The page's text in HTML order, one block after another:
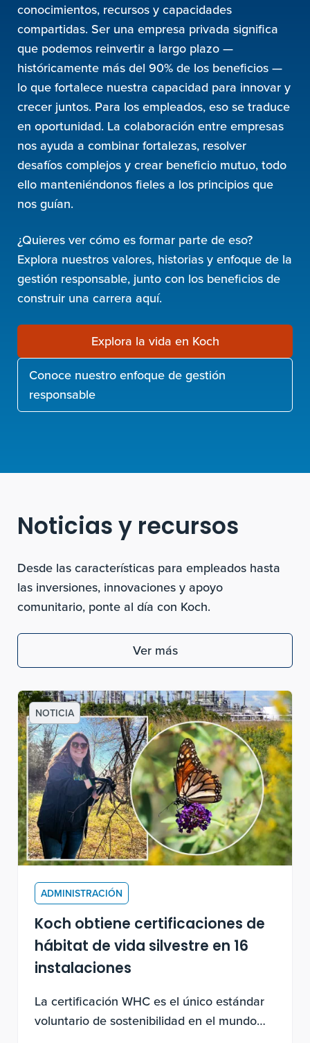
conocimientos, recursos y capacidades
compartidas. Ser una empresa privada significa
que podemos reinvertir a largo plazo —
históricamente más del 90% de los beneficios —
lo que fortalece nuestra capacidad para innovar y
crecer juntos. Para los empleados, eso se traduce
en oportunidad. La colaboración entre empresas
nos ayuda a combinar fortalezas, resolver
desafíos complejos y crear beneficio mutuo, todo
ello manteniéndonos fieles a los principios que
nos guían.
¿Quieres ver cómo es formar parte de eso?
Explora nuestros valores, historias y enfoque de la
gestión responsable, junto con los beneficios de
construir una carrera aquí.
Explora la vida en Koch
Conoce nuestro enfoque de gestión
responsable
Noticias y recursos
Desde las características para empleados hasta
las inversiones, innovaciones y apoyo
comunitario, ponte al día con Koch.
Ver más
NOTICIA
ADMINISTRACIÓN
Koch obtiene certificaciones de
hábitat de vida silvestre en 16
instalaciones
La certificación WHC es el único estándar
voluntario de sostenibilidad en el mundo